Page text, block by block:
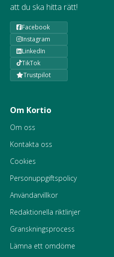
att du ska hitta rätt!
Facebook
Instagram
LinkedIn
TikTok
Trustpilot
Om Kortio
Om oss
Kontakta oss
Cookies
Personuppgiftspolicy
Användarvillkor
Redaktionella riktlinjer
Granskningsprocess
Lämna ett omdöme